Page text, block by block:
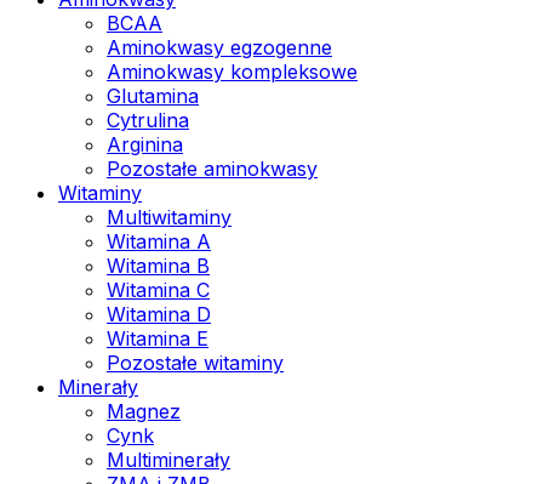
BCAA
Aminokwasy egzogenne
Aminokwasy kompleksowe
Glutamina
Cytrulina
Arginina
Pozostałe aminokwasy
Witaminy
Multiwitaminy
Witamina A
Witamina B
Witamina C
Witamina D
Witamina E
Pozostałe witaminy
Minerały
Magnez
Cynk
Multiminerały